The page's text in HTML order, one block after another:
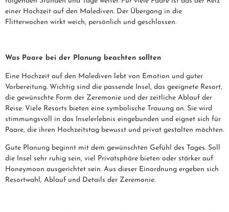
einer Hochzeit auf den Malediven. Der Übergang in die
Flitterwochen wirkt weich, persönlich und geschlossen.
Was Paare bei der Planung beachten sollten
Eine Hochzeit auf den Malediven lebt von Emotion und guter
Vorbereitung. Wichtig sind die passende Insel, das geeignete Resort,
die gewünschte Form der Zeremonie und der zeitliche Ablauf der
Reise. Viele Resorts bieten eine symbolische Trauung an. Sie wird
stimmungsvoll in das Inselerlebnis eingebunden und eignet sich für
Paare, die ihren Hochzeitstag bewusst und privat gestalten möchten.
Gute Planung beginnt mit dem gewünschten Gefühl des Tages. Soll
die Insel sehr ruhig sein, viel Privatsphäre bieten oder stärker auf
Honeymoon ausgerichtet sein. Aus dieser Einordnung ergeben sich
Resortwahl, Ablauf und Details der Zeremonie.